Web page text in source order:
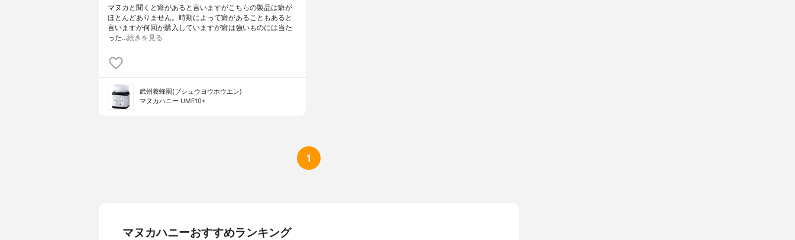
マヌカと聞くと癖があると言いますがこちらの製品は癖が
ほとんどありません。時期によって癖があることもあると
言いますが何回か購入していますが癖は強いものには当た
った…続きを見る
武州養蜂園(ブシュウヨウホウエン)
マヌカハニー UMF10+
1
マヌカハニーおすすめランキング